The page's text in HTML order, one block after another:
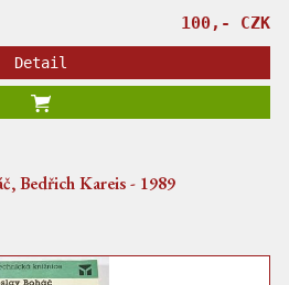
100,- CZK
Detail
Bedřich Kareis - 1989